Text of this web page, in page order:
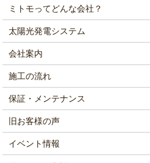
ミトモってどんな会社？
太陽光発電システム
会社案内
施工の流れ
保証・メンテナンス
旧お客様の声
イベント情報